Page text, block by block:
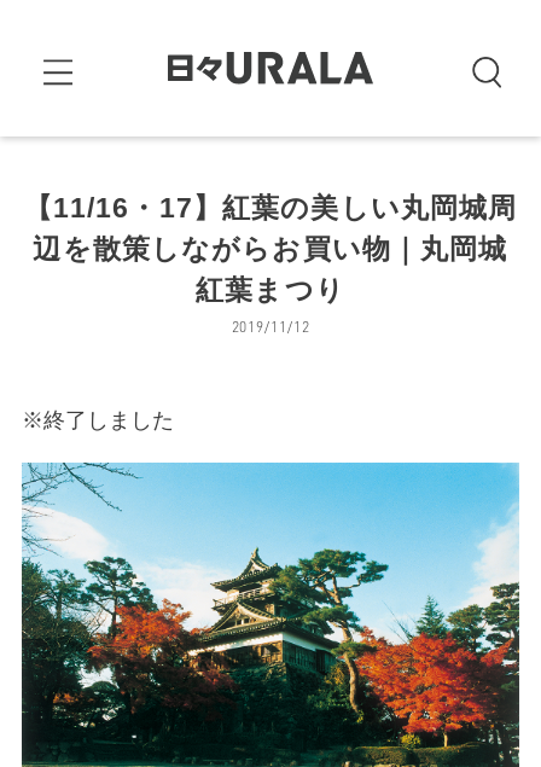
【11/16・17】紅葉の美しい丸岡城周
辺を散策しながらお買い物｜丸岡城
紅葉まつり
2019/11/12
※終了しました